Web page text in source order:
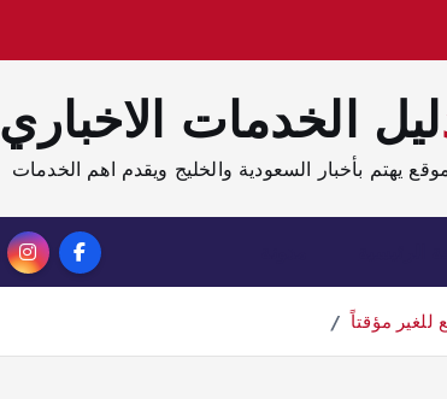
دليل الخدمات الاخباري
يهتم بأخبار السعودية والخليج ويقدم اهم الخدمات
للغير مؤقتاً